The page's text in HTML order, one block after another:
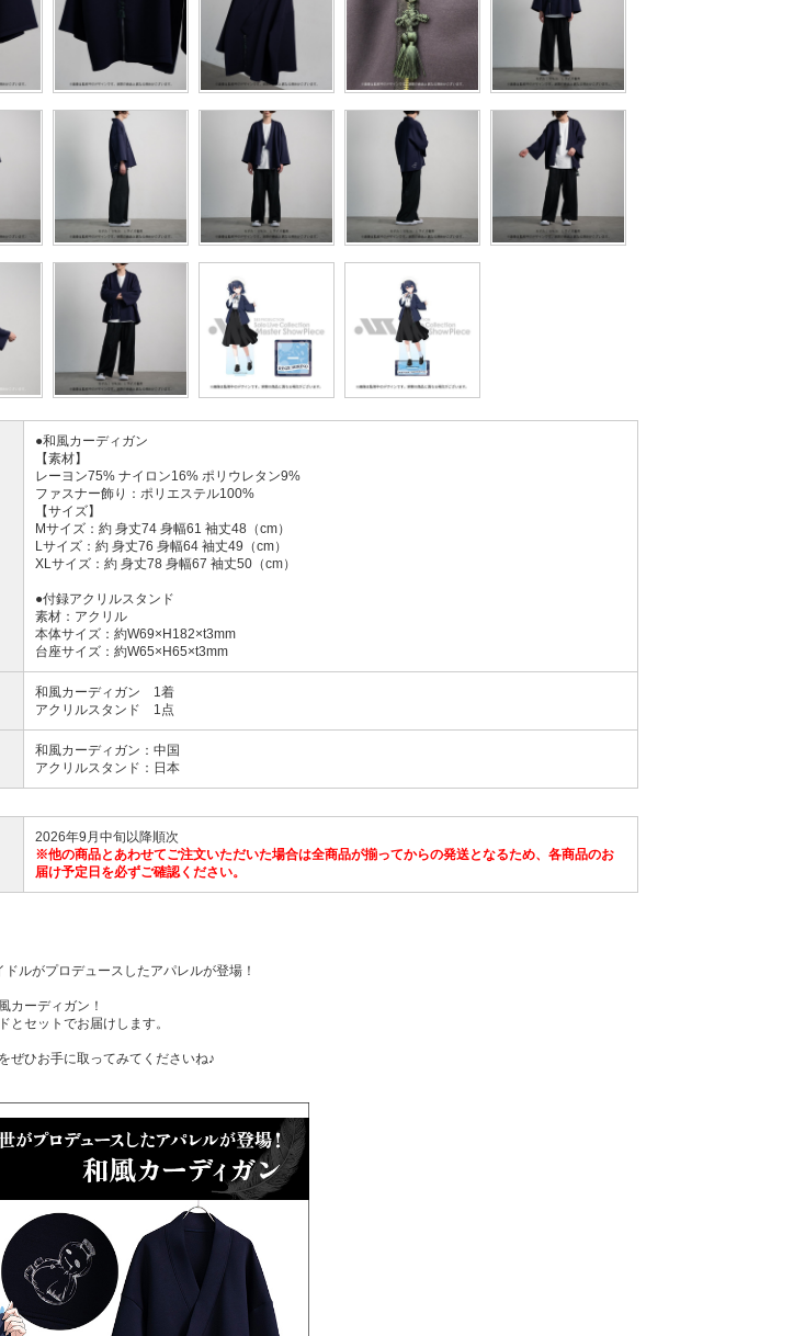
●和風カーディガン
【素材】
レーヨン75% ナイロン16% ポリウレタン9%
ファスナー飾り：ポリエステル100%
【サイズ】
Mサイズ：約 身丈74 身幅61 袖丈48（cm）
Lサイズ：約 身丈76 身幅64 袖丈49（cm）
XLサイズ：約 身丈78 身幅67 袖丈50（cm）
●付録アクリルスタンド
素材：アクリル
本体サイズ：約W69×H182×t3mm
台座サイズ：約W65×H65×t3mm
和風カーディガン 1着
アクリルスタンド 1点
和風カーディガン：中国
アクリルスタンド：日本
2026年9月中旬以降順次
※他の商品とあわせてご注文いただいた場合は全商品が揃ってからの発送となるため、各商品のお
届け予定日を必ずご確認ください。
ルがプロデュースしたアパレルが登場！
カーディガン！
とセットでお届けします。
ぜひお手に取ってみてくださいね♪